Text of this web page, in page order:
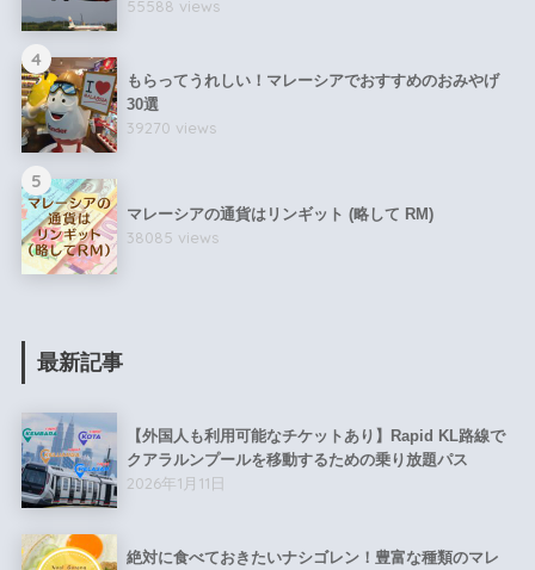
55588 views
4
もらってうれしい！マレーシアでおすすめのおみやげ
30選
39270 views
5
マレーシアの通貨はリンギット (略して RM)
38085 views
最新記事
【外国人も利用可能なチケットあり】Rapid KL路線で
クアラルンプールを移動するための乗り放題パス
2026年1月11日
絶対に食べておきたいナシゴレン！豊富な種類のマレ